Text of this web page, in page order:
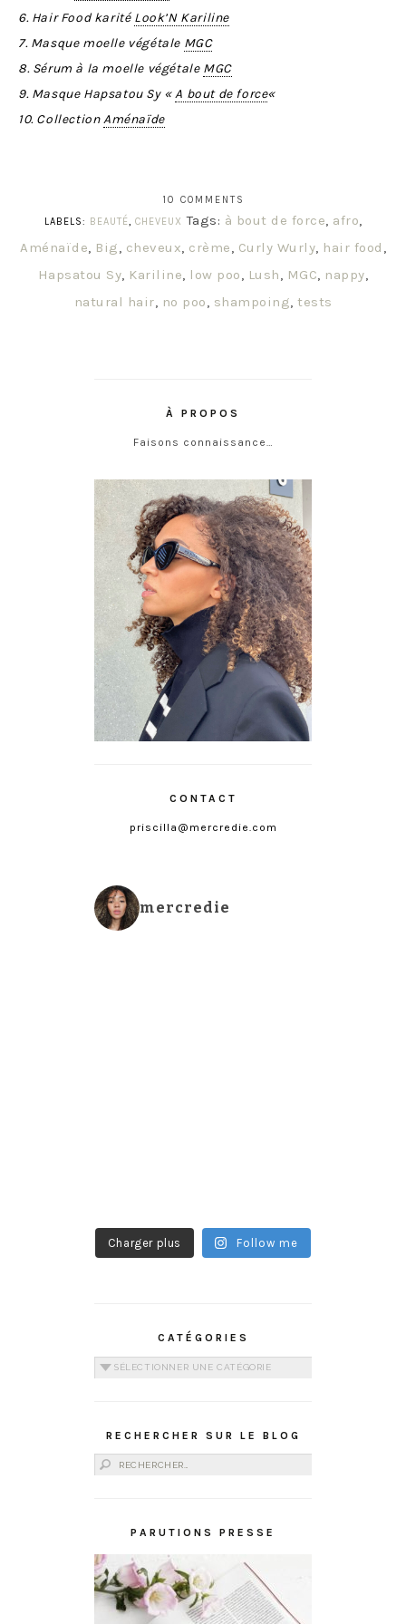
6. Hair Food karité Look’N Kariline
7. Masque moelle végétale MGC
8. Sérum à la moelle végétale MGC
9. Masque Hapsatou Sy «A bout de force«
10. CollectionAménaïde
10 COMMENTS
LABELS: BEAUTÉ CHEVEUX Tags: à bout de force afro
Aménaïde
Big cheveux crème Curly Wurly hair food
Hapsatou Sy Kariline low poo Lush MGC nappy
natural hair
no poo shampoing tests
À PROPOS
Faisons connaissance…
CONTACT
priscilla@mercredie.com
mercredie
Charger plus Follow me
CATÉGORIES
Catégories
RECHERCHER SUR LE BLOG
Rechercher :
PARUTIONS PRESSE